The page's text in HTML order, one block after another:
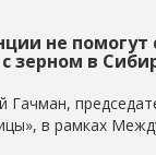
не помогут
зерном в
Гачман,
в рамках